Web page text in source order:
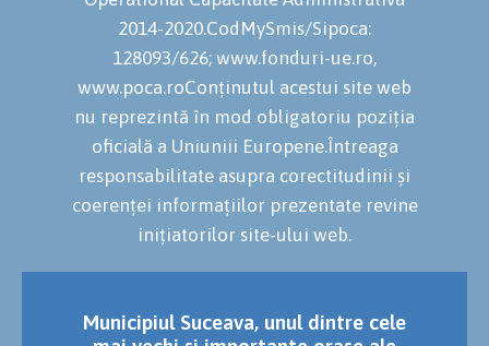
2014-2020.CodMySmis/Sipoca:
128093/626; www.fonduri-ue.ro,
www.poca.roConținutul acestui site web
nu reprezintă în mod obligatoriu poziția
oficială a Uniuniii Europene.Întreaga
responsabilitate asupra corectitudinii și
coerenței informațiilor prezentate revine
inițiatorilor site-ului web.
Municipiul Suceava, unul dintre cele